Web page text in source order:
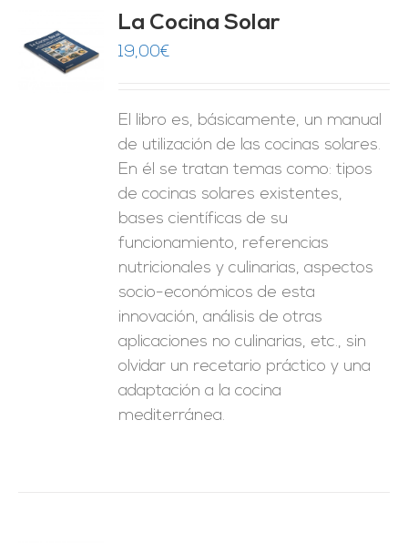
La Cocina Solar
19,00€
El libro es, básicamente, un manual
de utilización de las cocinas solares.
En él se tratan temas como: tipos
de cocinas solares existentes,
bases científicas de su
funcionamiento, referencias
nutricionales y culinarias, aspectos
socio-económicos de esta
innovación, análisis de otras
aplicaciones no culinarias, etc., sin
olvidar un recetario práctico y una
adaptación a la cocina
mediterránea.